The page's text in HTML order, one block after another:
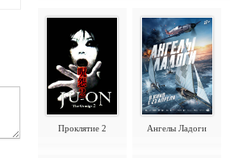
Проклятие 2 Ангелы Ладоги